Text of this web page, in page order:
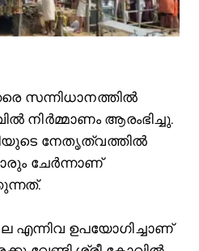
സന്നിധാനത്തില്‍
നിർമ്മാണം ആരംഭിച്ചു.
നേതൃത്വത്തില്‍
ചേർന്നാണ്
എന്നിവ ഉപയോഗിച്ചാണ്